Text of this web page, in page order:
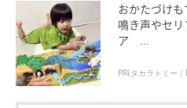
おかたづけ
鳴き声やセ
ア ...
PR(タカラトミー